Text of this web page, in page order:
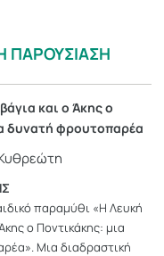
ΠΑΡΟΥΣΙΑΣΗ
και ο Άκης ο
δυνατή φρουτοπαρέα
παραμύθι «Η Λευκή
ο Ποντικάκης: μια
Μια διαδραστική